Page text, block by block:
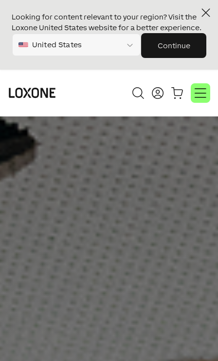
Looking for content relevant to your region? Visit the
Loxone United States website for a better experience.
United States Continue